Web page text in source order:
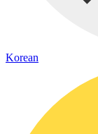
Korean